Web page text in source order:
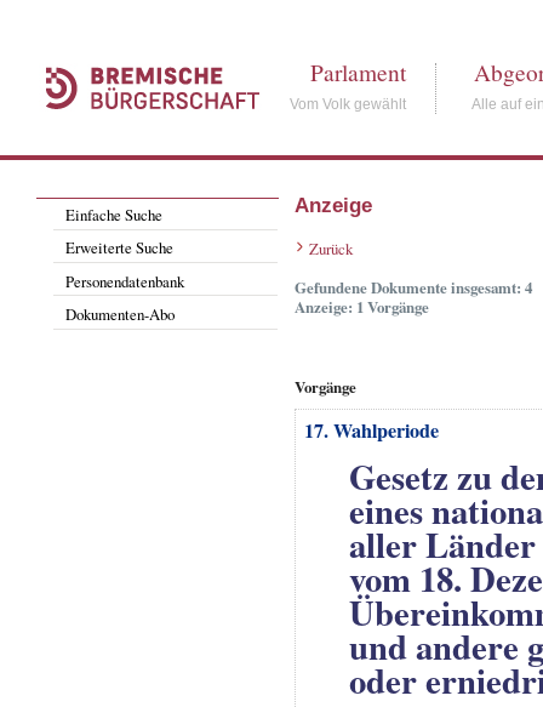
Parlament
Vom Volk gewählt Alle auf
Einfache Suche
Erweiterte Suche
Personendatenbank
Dokumenten-Abo
Anzeige
Zurück
Gefundene Dokumente insgesamt: 4
Anzeige: 1 Vorgänge
Vorgänge
17. Wahlperiode
Gesetz zu
eines
aller
vom 18.
und andere
oder